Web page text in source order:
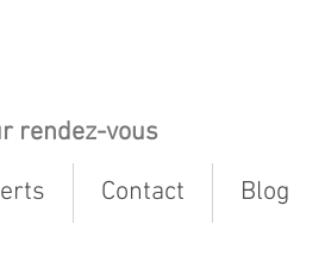
rendez-vous
Contact Blog